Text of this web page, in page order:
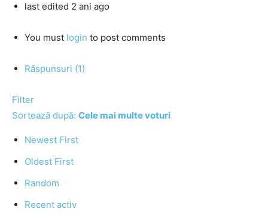
last edited 2 ani ago
You must login to post comments
Răspunsuri (1)
Filter
Sortează după: Cele mai multe voturi
Newest First
Oldest First
Random
Recent activ